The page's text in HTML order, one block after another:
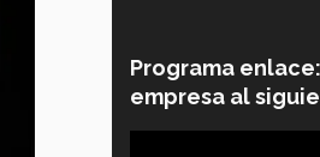
Programa
empresa al